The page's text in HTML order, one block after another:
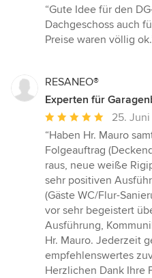
Bewertung:
5
von
“Gute Idee für den
Dachgeschoss auch
Preise waren völlig
RESANEO®
Experten für
Durchschnittliche
Bewertung:
5
von
5
Sternen
25. Juni
“Haben Hr. Mauro
Folgeauftrag
raus, neue weiße
sehr positiven
(Gäste WC/Flur-
vor sehr begeistert
Ausführung,
Hr. Mauro. Jederzeit
empfehlenswertes
Herzlichen Dank Ihre